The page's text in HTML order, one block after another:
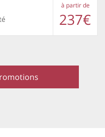
à partir de
237€